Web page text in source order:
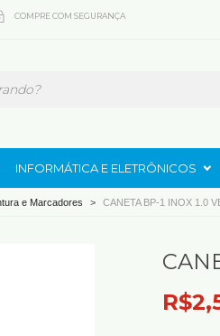
COMPRE COM SEGURANÇA
INFORMÁTICA E ELETRÔNICOS
e Marcadores > CANETA BP-1 INOX 1.0